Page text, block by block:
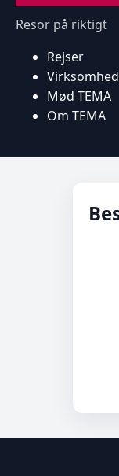
Resor på riktigt
Rejser
Mød TEMA
Om TEMA